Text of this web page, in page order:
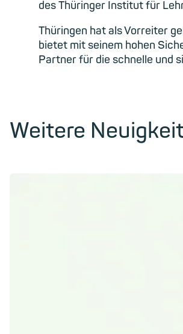
des Thüringer Institut für
Thüringen hat als Vorreiter
bietet mit seinem hohen
Partner für die schnelle und
Weitere